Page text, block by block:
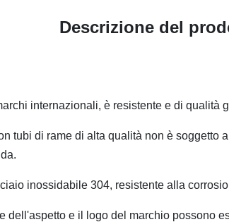
Descrizione del
internazionali, è resistente e di qualità
tubi di rame di alta qualità non è soggetto
inossidabile 304, resistente alla
dell'aspetto e il logo del marchio possono